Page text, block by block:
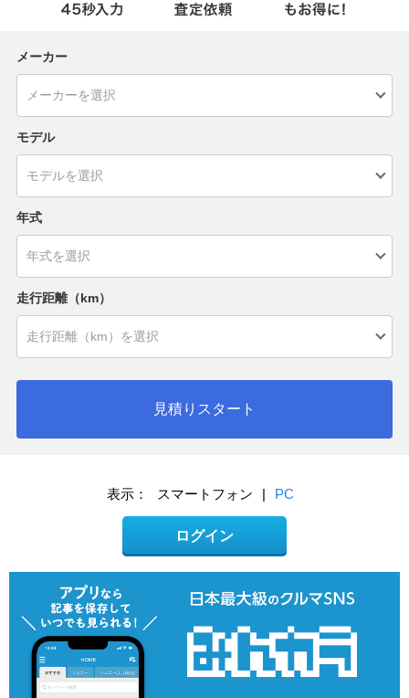
メーカー
モデル
年式
走行距離（km）
見積りスタート
表示： スマートフォン | PC
ログイン